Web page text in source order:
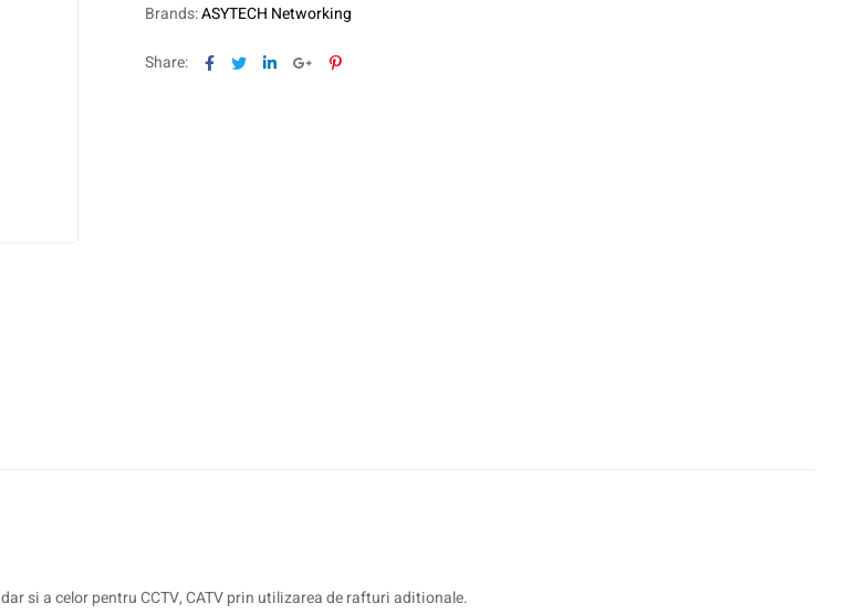
Brands:ASYTECH Networking
Share: Facebook
TwitterLinkedinGoogle+Pinterest
si a celor pentru CCTV, CATV prin utilizarea de rafturi aditionale.